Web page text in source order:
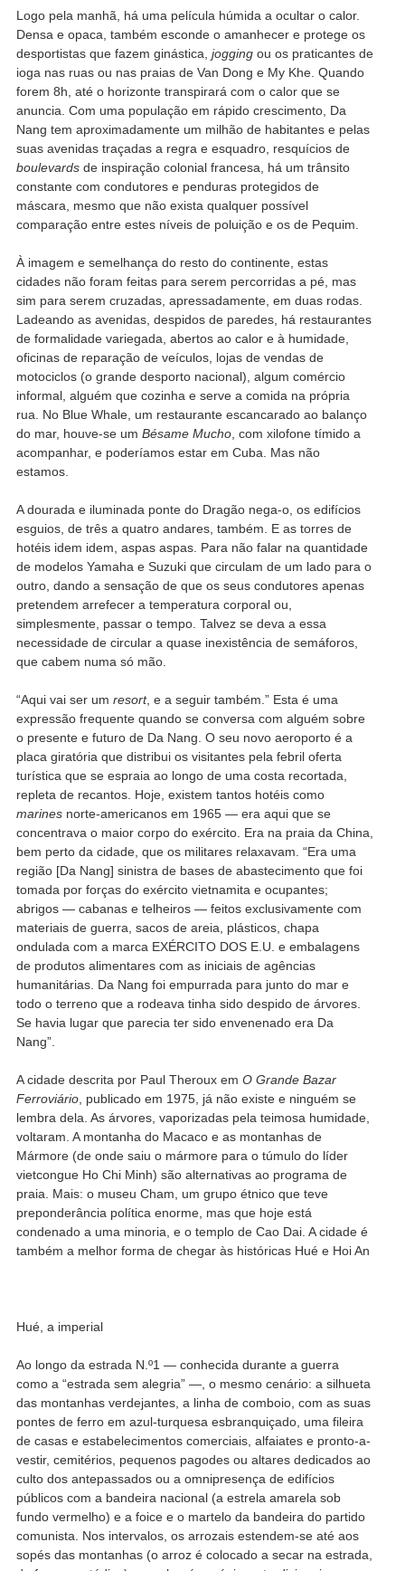
Logo pela manhã, há uma película húmida a ocultar o calor.
Densa e opaca, também esconde o amanhecer e protege os
desportistas que fazem ginástica, joggingou os praticantes de
ioga nas ruas ou nas praias de Van Dong e My Khe. Quando
forem 8h, até o horizonte transpirará com o calor que se
anuncia. Com uma população em rápido crescimento, Da
Nang tem aproximadamente um milhão de habitantes e pelas
suas avenidas traçadas a regra e esquadro, resquícios de
boulevardsde inspiração colonial francesa, há um trânsito
constante com condutores e penduras protegidos de
máscara, mesmo que não exista qualquer possível
comparação entre estes níveis de poluição e os de Pequim.
À imagem e semelhança do resto do continente, estas
cidades não foram feitas para serem percorridas a pé, mas
sim para serem cruzadas, apressadamente, em duas rodas.
Ladeando as avenidas, despidos de paredes, há restaurantes
de formalidade variegada, abertos ao calor e à humidade,
oficinas de reparação de veículos, lojas de vendas de
motociclos (o grande desporto nacional), algum comércio
informal, alguém que cozinha e serve a comida na própria
rua. No Blue Whale, um restaurante escancarado ao balanço
do mar, houve-se um Bésame Mucho, com xilofone tímido a
acompanhar, e poderíamos estar em Cuba. Mas não
estamos.
A dourada e iluminada ponte do Dragão nega-o, os edifícios
esguios, de três a quatro andares, também. E as torres de
hotéis idem idem, aspas aspas. Para não falar na quantidade
de modelos Yamaha e Suzuki que circulam de um lado para o
outro, dando a sensação de que os seus condutores apenas
pretendem arrefecer a temperatura corporal ou,
simplesmente, passar o tempo. Talvez se deva a essa
necessidade de circular a quase inexistência de semáforos,
que cabem numa só mão.
“Aqui vai ser um resort, e a seguir também.” Esta é uma
expressão frequente quando se conversa com alguém sobre
o presente e futuro de Da Nang. O seu novo aeroporto é a
placa giratória que distribui os visitantes pela febril oferta
turística que se espraia ao longo de uma costa recortada,
repleta de recantos. Hoje, existem tantos hotéis como
marines norte-americanos em 1965 — era aqui que se
concentrava o maior corpo do exército. Era na praia da China,
bem perto da cidade, que os militares relaxavam. “Era uma
região [Da Nang] sinistra de bases de abastecimento que foi
tomada por forças do exército vietnamita e ocupantes;
abrigos — cabanas e telheiros — feitos exclusivamente com
materiais de guerra, sacos de areia, plásticos, chapa
ondulada com a marca EXÉRCITO DOS E.U. e embalagens
de produtos alimentares com as iniciais de agências
humanitárias. Da Nang foi empurrada para junto do mar e
todo o terreno que a rodeava tinha sido despido de árvores.
Se havia lugar que parecia ter sido envenenado era Da
Nang”.
A cidade descrita por Paul Theroux em O Grande Bazar
Ferroviário, publicado em 1975, já não existe e ninguém se
lembra dela. As árvores, vaporizadas pela teimosa humidade,
voltaram. A montanha do Macaco e as montanhas de
Mármore (de onde saiu o mármore para o túmulo do líder
vietcongue Ho Chi Minh) são alternativas ao programa de
praia. Mais: o museu Cham, um grupo étnico que teve
preponderância política enorme, mas que hoje está
condenado a uma minoria, e o templo de Cao Dai. A cidade é
também a melhor forma de chegar às históricas Hué e Hoi An
Hué, a imperial
Ao longo da estrada N.º1 — conhecida durante a guerra
como a “estrada sem alegria” —, o mesmo cenário: a silhueta
das montanhas verdejantes, a linha de comboio, com as suas
pontes de ferro em azul-turquesa esbranquiçado, uma fileira
de casas e estabelecimentos comerciais, alfaiates e pronto-a-
vestir, cemitérios, pequenos pagodes ou altares dedicados ao
culto dos antepassados ou a omnipresença de edifícios
públicos com a bandeira nacional (a estrela amarela sob
fundo vermelho) e a foice e o martelo da bandeira do partido
comunista. Nos intervalos, os arrozais estendem-se até aos
sopés das montanhas (o arroz é colocado a secar na estrada,